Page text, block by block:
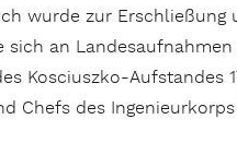
wurde zur Erschließung
sich an
Kosciuszko-Aufstandes
Chefs des